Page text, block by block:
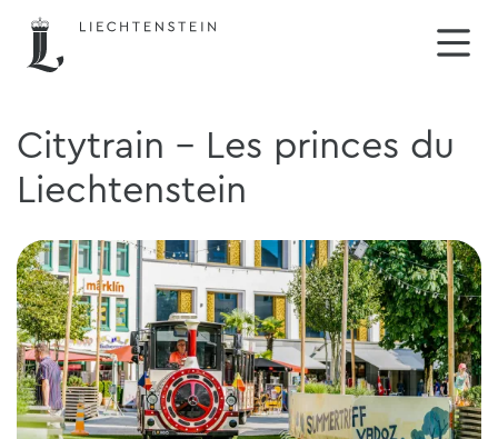
Citytrain - Les princes du
Liechtenstein